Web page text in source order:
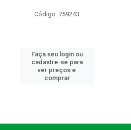
Código: 759243
Faça seu login ou
cadastre-se para
ver preços e
comprar